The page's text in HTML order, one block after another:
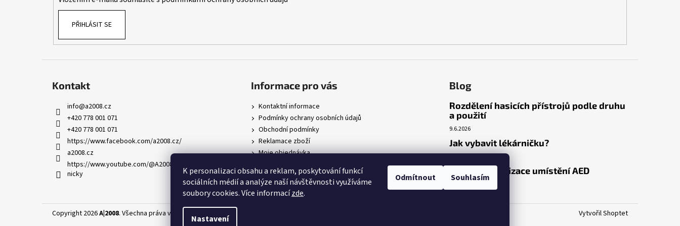
K personalizaci obsahu a reklam, poskytování funkcí
sociálních médií a analýze naší návštěvnosti využíváme
soubory cookies. Více informacízde.
Nastavení
Odmítnout Souhlasím
PŘIHLÁSIT SE
Kontakt
info@a2008.cz
+420 778 001 071
+420 778 001 071
https://www.facebook.com/a2008.cz/
a2008.cz
https://www.youtube.com/@A2008-AED-skoleni-lekar
nicky
Informace pro vás
Kontaktní informace
Podmínky ochrany osobních údajů
Obchodní podmínky
Reklamace zboží
Moje objednávka
Blog
Rozdělení hasicích přístrojů podle druhu
a použití
9.6.2026
Jak vybavit lékárničku?
Venkovní realizace umístění AED
Vytvořil Shoptet
Copyright 2026A|2008. Všechna práva vyhrazena. Upravit nastavení cookies